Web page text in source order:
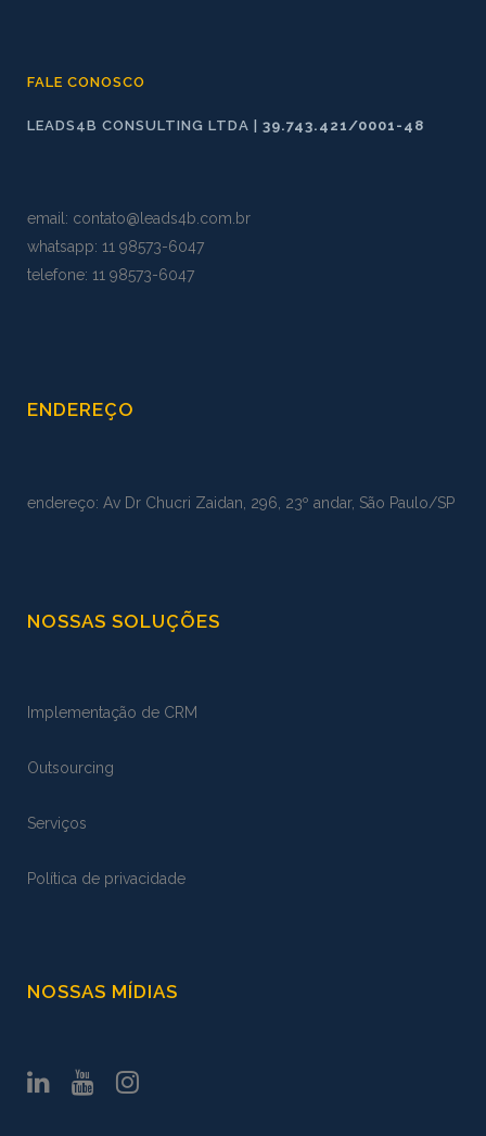
FALE CONOSCO
LEADS4B CONSULTING LTDA | 39.743.421/0001-48
email: contato@leads4b.com.br
whatsapp: 11 98573-6047
telefone: 11 98573-6047
ENDEREÇO
endereço: Av Dr Chucri Zaidan, 296, 23º andar, São Paulo/SP
NOSSAS SOLUÇÕES
Implementação de CRM
Outsourcing
Serviços
Política de privacidade
NOSSAS MÍDIAS